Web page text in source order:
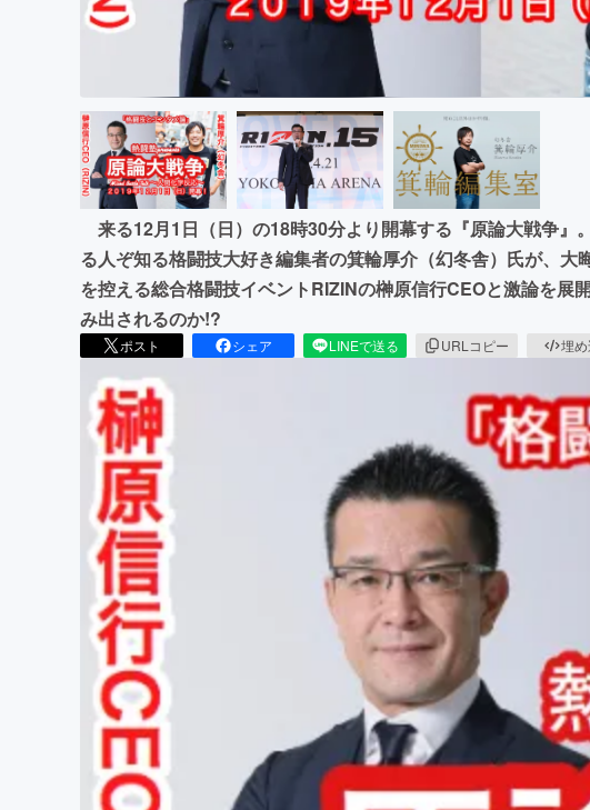
来る12月1日（日）の18時30分より開幕する『原論大戦争』
る人ぞ知る格闘技大好き編集者の箕輪厚介（幻冬舎）氏が、大
を控える総合格闘技イベントRIZINの榊原信行CEOと激論を展
み出されるのか!?
ポスト シェア LINEで送る URLコピー 埋